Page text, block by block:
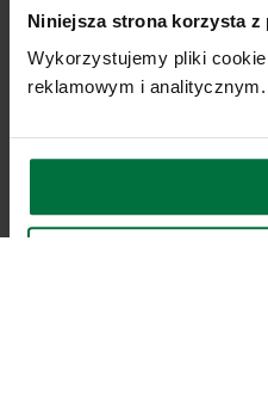
Niniejsza strona korzysta z
Wykorzystujemy pliki
reklamowym i